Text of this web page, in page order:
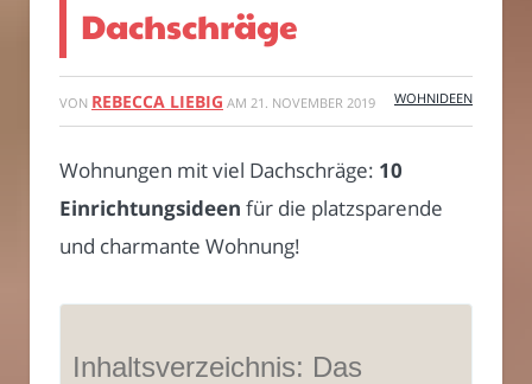
Dachschräge
VON REBECCA LIEBIG AM 21. NOVEMBER 2019 WOHNIDEEN
Wohnungen mit viel Dachschräge: 10
Einrichtungsideen für die platzsparende
und charmante Wohnung!
Inhaltsverzeichnis: Das